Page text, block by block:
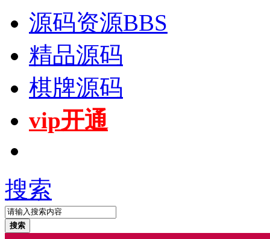
源码资源BBS
精品源码
棋牌源码
vip开通
搜索
搜索